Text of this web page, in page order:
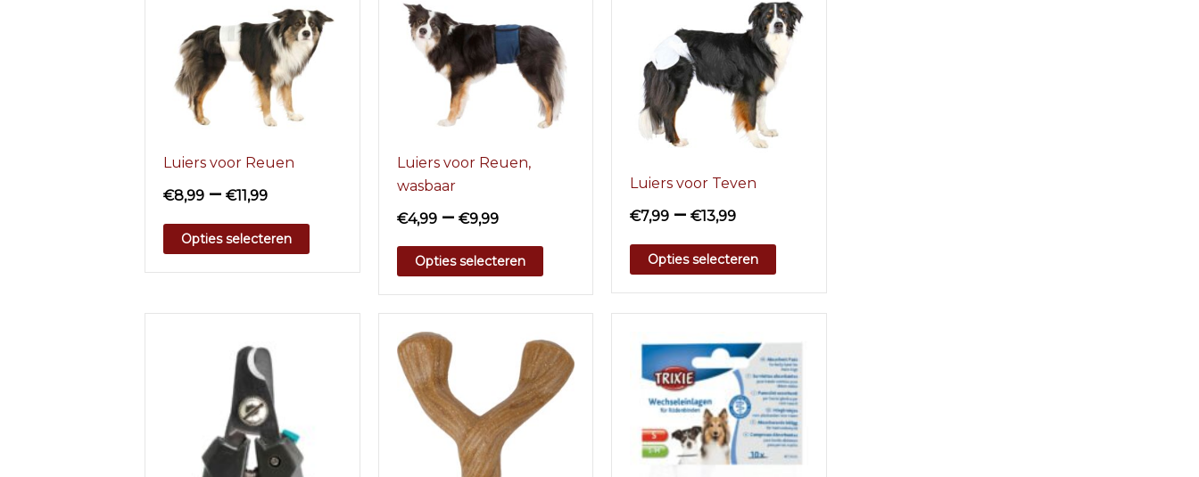
Luiers voor Reuen
€8,99 – €11,99
Opties selecteren
Luiers voor Reuen,
wasbaar
€4,99– €9,99
Opties selecteren
Luiers voor Teven
€7,99 –€13,99
Opties selecteren